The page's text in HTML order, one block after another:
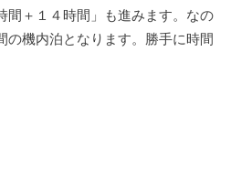
間＋１４時間」も進みます。なの
の機内泊となります。勝手に時間